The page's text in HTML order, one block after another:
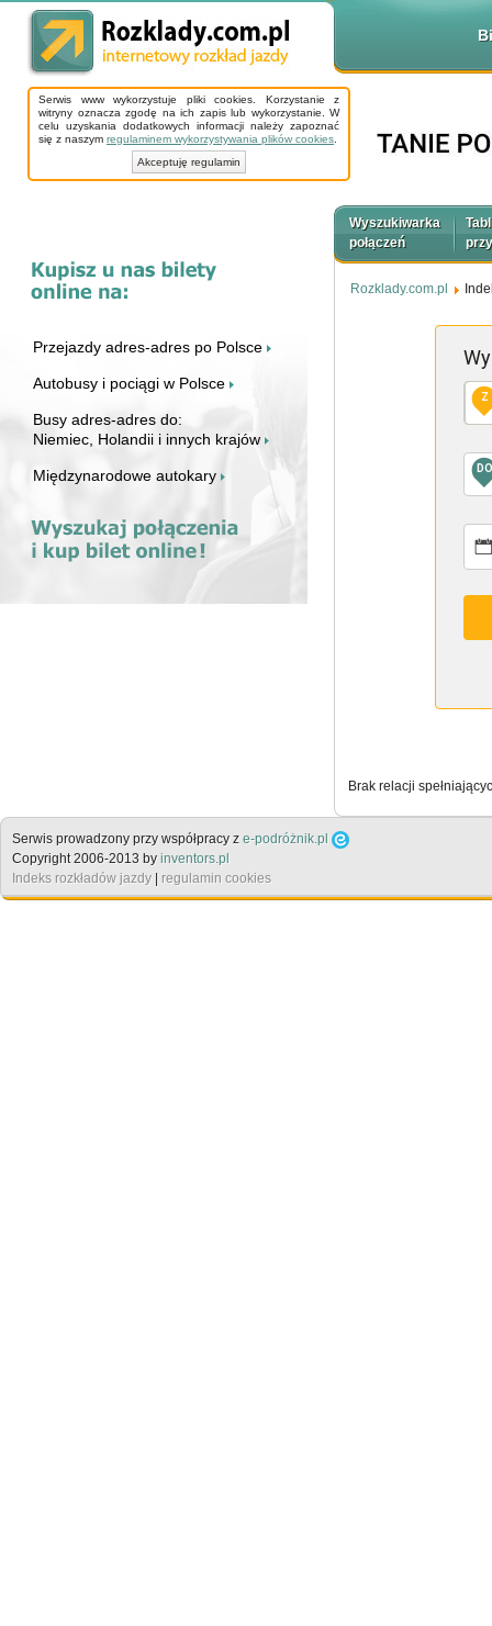
Serwis www wykorzystuje pliki cookies. Korzystanie z
witryny oznacza zgodę na ich zapis lub wykorzystanie. W
celu uzyskania dodatkowych informacji należy zapoznać
się z naszym regulaminem wykorzystywania plików cookies
Akceptuję regulamin
Przejazdy adres-adres po Polsce
Autobusy i pociągi w Polsce
Busy adres-adres do:
Niemiec, Holandii i innych krajów
Międzynarodowe autokary
Wyszukiwarka
połączeń
Rozklady.com.pl
Z
DO
Brak relacji
Serwis prowadzony przy współpracy z e-podróżnik.pl
Copyright 2006-2013 by inventors.pl
Indeks rozkładów jazdy
regulamin cookies